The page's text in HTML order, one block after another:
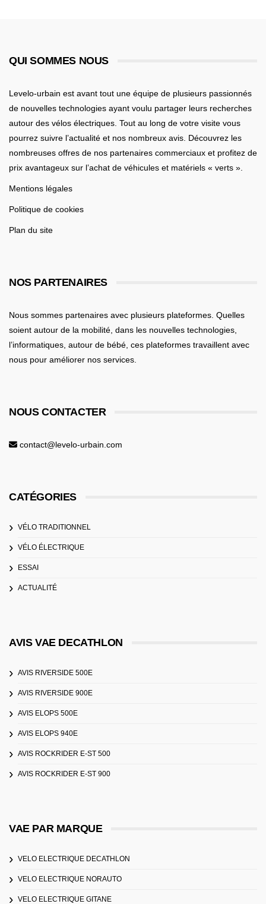
QUI SOMMES NOUS
Levelo-urbain est avant tout une équipe de plusieurs passionnés
de nouvelles technologies ayant voulu partager leurs recherches
autour des vélos électriques. Tout au long de votre visite vous
pourrez suivre l’actualité et nos nombreux avis. Découvrez les
nombreuses offres de nos partenaires commerciaux et profitez de
prix avantageux sur l’achat de véhicules et matériels « verts ».
Mentions légales
Politique de cookies
Plan du site
NOS PARTENAIRES
Nous sommes partenaires avec plusieurs plateformes. Quelles
soient autour de la mobilité , dans les nouvelles technologies,
l’informatiques, autour de bébé , ces plateformes travaillent avec
nous pour améliorer nos services.
NOUS CONTACTER
contact@levelo-urbain.com
CATÉGORIES
VÉLO TRADITIONNEL
VÉLO ÉLECTRIQUE
ESSAI
ACTUALITÉ
AVIS VAE DECATHLON
AVIS RIVERSIDE 500E
AVIS RIVERSIDE 900E
AVIS ELOPS 500E
AVIS ELOPS 940E
AVIS ROCKRIDER E-ST 500
AVIS ROCKRIDER E-ST 900
VAE PAR MARQUE
VELO ELECTRIQUE DECATHLON
VELO ELECTRIQUE NORAUTO
VELO ELECTRIQUE GITANE